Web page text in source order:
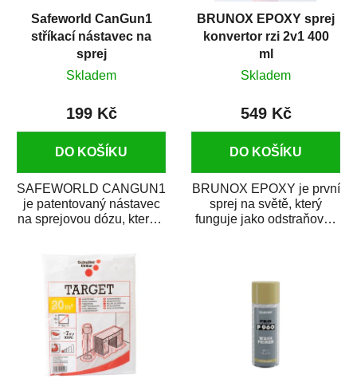
Safeworld CanGun1
stříkací nástavec na
sprej
Skladem
199 Kč
DO KOŠÍKU
SAFEWORLD CANGUN1
je patentovaný nástavec
na sprejovou dózu, který ji
BRUNOX EPOXY sprej
konvertor rzi 2v1 400
ml
Skladem
549 Kč
DO KOŠÍKU
BRUNOX EPOXY je první
sprej na světě, který
funguje jako odstraňovač